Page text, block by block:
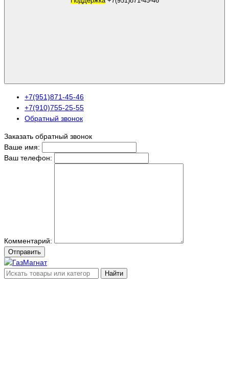
+7(951)871-45-46
+7(910)755-25-55
Обратный звонок
Заказать обратный звонок
Ваше имя:
Ваш телефон:
Комментарий:
Отправить
Найти